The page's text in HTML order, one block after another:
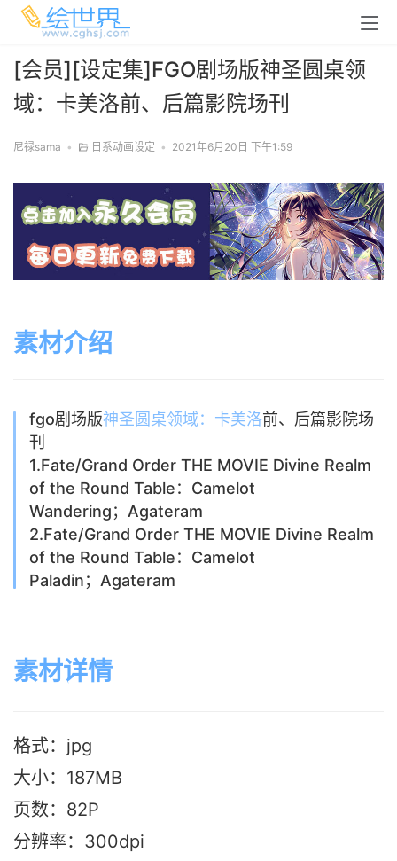
[会员][设定集]FGO剧场版神圣圆桌领
域：卡美洛前、后篇影院场刊
尼禄sama • 日系动画设定 • 2021年6月20日 下午1:59
素材介绍
fgo剧场版神圣圆桌领域：卡美洛前、后篇影院场
刊
1.Fate/Grand Order THE MOVIE Divine Realm
of the Round Table：Camelot
Wandering；Agateram
2.Fate/Grand Order THE MOVIE Divine Realm
of the Round Table：Camelot
Paladin；Agateram
素材详情
格式：jpg
大小：187MB
页数：82P
分辨率：300dpi